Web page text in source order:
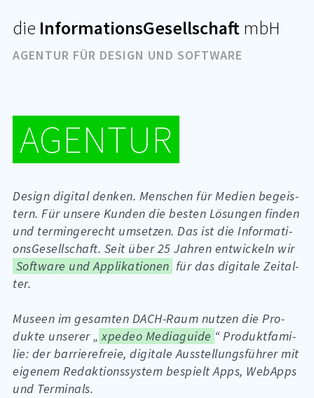
Zumdie InformationsGesellschaft mbH
AGENTUR FÜR DESIGN UND SOFTWARE
AGEN­TUR
De­sign di­gi­tal den­ken. Men­schen für Me­di­en be­geis­
tern. Für un­se­re Kun­den die bes­ten Lö­sun­gen fin­den
und ter­min­ge­recht um­set­zen. Das ist die In­for­ma­ti­
ons­Ge­sell­schaft. Seit über 25 Jah­ren ent­wi­ckeln wir
Software und Applikationen für das di­gi­ta­le Zeit­al­
ter.
Mu­se­en im ge­sam­ten DACH-Raum nut­zen die Pro­
duk­te un­se­rer „ xpedeo Mediaguide “ Pro­dukt­fa­mi­
lie: der bar­rie­re­freie, di­gi­ta­le Aus­stel­lungs­füh­rer mit
ei­ge­nem Re­dak­ti­ons­sys­tem be­spielt Apps, WebApps
und Ter­mi­nals.